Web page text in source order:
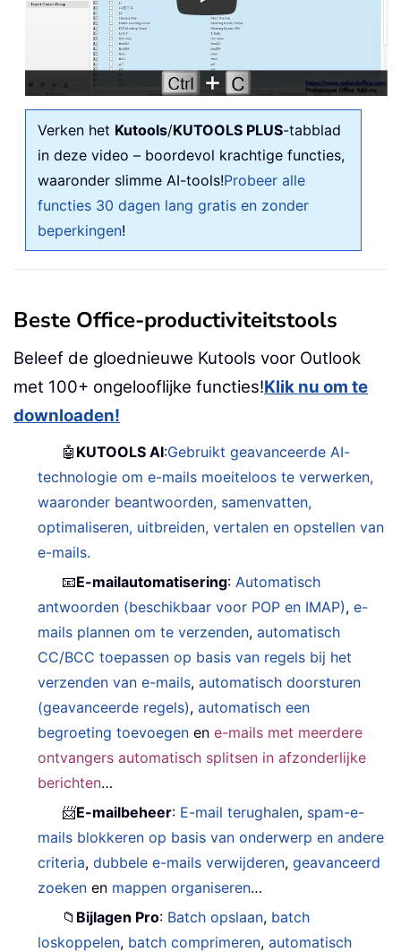
Verken het Kutools/KUTOOLS PLUS-tabblad
in deze video – boordevol krachtige functies,
waaronder slimme AI-tools!Probeer alle
functies 30 dagen lang gratis en zonder
beperkingen!
Beste Office-productiviteitstools
Beleef de gloednieuwe Kutools voor Outlook
met 100+ ongelooflijke functies!Klik nu om te
downloaden!
🤖 KUTOOLS AI:Gebruikt geavanceerde AI-
technologie om e-mails moeiteloos te verwerken,
waaronder beantwoorden, samenvatten,
optimaliseren, uitbreiden, vertalen en opstellen van
e-mails.
📧E-mailautomatisering: Automatisch
antwoorden (beschikbaar voor POP en IMAP),e-
mails plannen om te verzenden,automatisch
CC/BCC toepassen op basis van regels bij het
verzenden van e-mails,automatisch doorsturen
(geavanceerde regels),automatisch een
begroeting toevoegen ene-mails met meerdere
ontvangers automatisch splitsen in afzonderlijke
berichten…
📨E-mailbeheer: E-mail terughalen, spam-e-
mails blokkeren op basis van onderwerp en andere
criteria,dubbele e-mails verwijderen,geavanceerd
zoeken en mappen organiseren…
📁 Bijlagen Pro: Batch opslaan, batch
loskoppelen, batch comprimeren,automatisch